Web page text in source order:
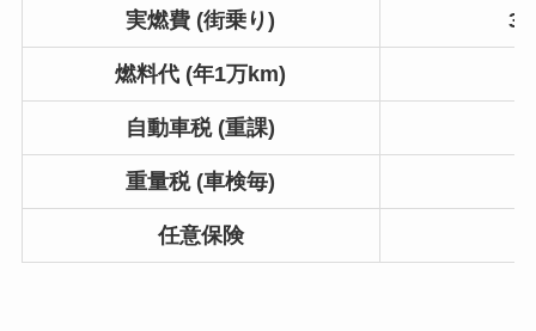
実燃費 (街乗り) 3
燃料代 (年1万km)
自動車税 (重課)
重量税 (車検毎)
任意保険